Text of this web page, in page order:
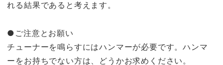
れる結果であると考えます。
●ご注意とお願い
チューナーを鳴らすにはハンマーが必要です。ハンマ
ーをお持ちでない方は、どうかお求めください。